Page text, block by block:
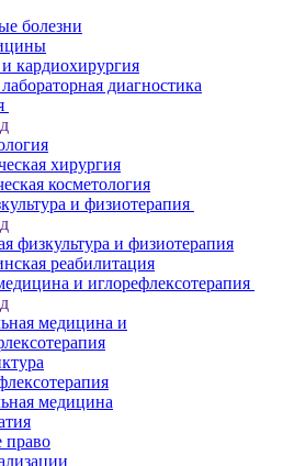
болезни
кардиохирургия
диагностика
хирургия
косметология
и физиотерапия
физкультура и физиотерапия
реабилитация
и иглорефлексотерапия
медицина и
медицина
право